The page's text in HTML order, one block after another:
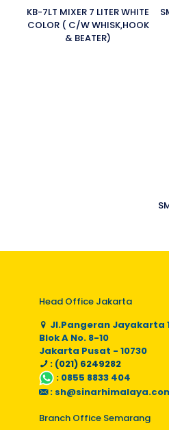
KB-7LT MIXER 7 LITER WHITE
COLOR ( C/W WHISK,HOOK
& BEATER)
Head Office Jakarta
Jl.Pangeran Jayakarta
Blok A No. 8-10
Jakarta Pusat - 10730
: (021) 6249282
: 0855 8833 404
:
Branch Office Semarang